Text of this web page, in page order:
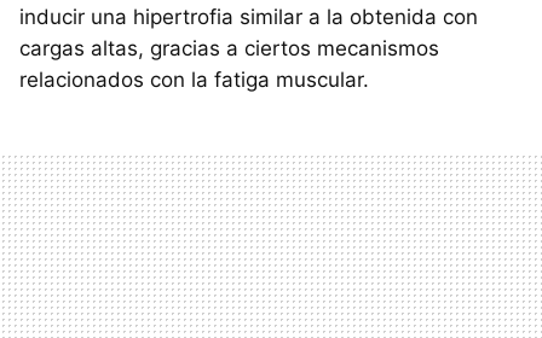
inducir una hipertrofia similar a la obtenida con
cargas altas, gracias a ciertos mecanismos
relacionados con la fatiga muscular.